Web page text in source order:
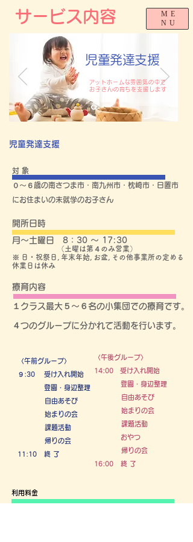
ME
NU
サービス内容
児童発達支援
​アットホームな雰囲気の中で
お子さんの育ちを支援します
児童発達支援
対 象
​０～６歳の南さつま市・南九州市・枕崎市・日置市
にお住まいの未就学のお子さん
開所日時
月～土曜日 8：30 ～ 17:30
（土曜は第４ のみ営業）
※ 日・祝祭日, 年末年始, お盆, その他事業所の定める
休業日は休み
療育内容​
​１クラス最大５～６名の小集団での療育です。
４つのグループに分かれて活動を行います。
〈午前グループ〉
９:30 受け入れ開始
登園・身辺整理
自由あそび
始まりの会
課題活動
帰りの会
11:10 終 了
〈午後グループ〉
14:00 受け入れ開始
登園・身辺整理
自由あそび
始まりの会
課題活動
おやつ
帰りの会
16:00 終 了
利用料金​